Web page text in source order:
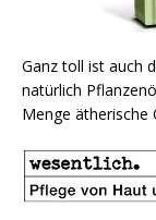
Ganz toll ist auch
natürlich
Menge ätherische